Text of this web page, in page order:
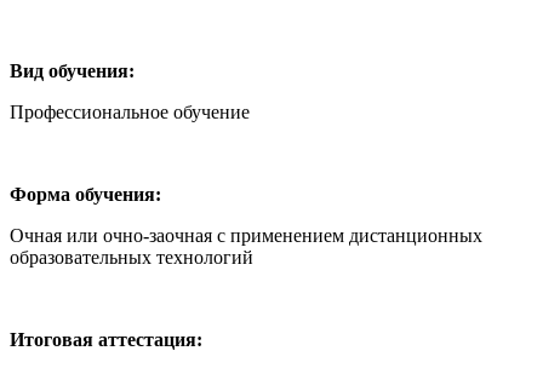
Вид обучения:
Профессиональное обучение
Форма обучения:
Очная или очно-заочная с применением дистанционных
образовательных технологий
Итоговая аттестация: